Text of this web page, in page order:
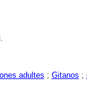
adultes ; Gitanos ;